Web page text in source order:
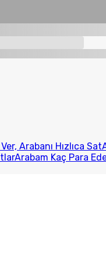
Arabanı Hızlıca Sat
Arabam Kaç Para